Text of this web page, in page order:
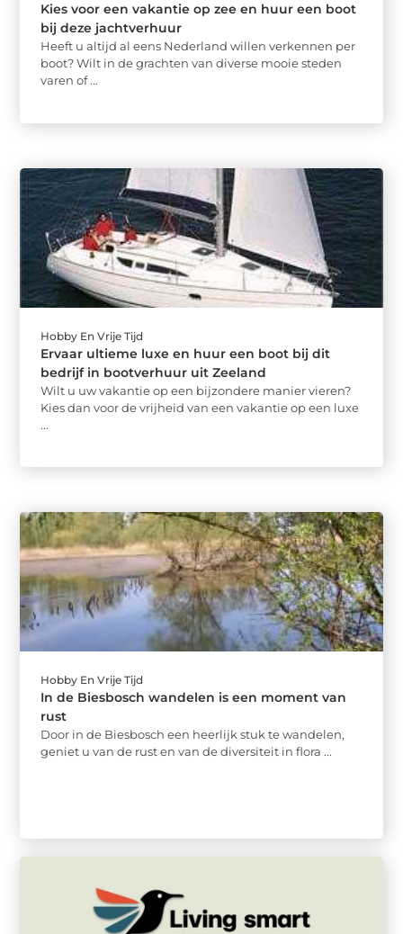
Kies voor een vakantie op zee en huur een boot
bij deze jachtverhuur
Heeft u altijd al eens Nederland willen verkennen per
boot? Wilt in de grachten van diverse mooie steden
varen of ...
Hobby En Vrije Tijd
Ervaar ultieme luxe en huur een boot bij dit
bedrijf in bootverhuur uit Zeeland
Wilt u uw vakantie op een bijzondere manier vieren?
Kies dan voor de vrijheid van een vakantie op een luxe
...
Hobby En Vrije Tijd
In de Biesbosch wandelen is een moment van
rust
Door in de Biesbosch een heerlijk stuk te wandelen,
geniet u van de rust en van de diversiteit in flora ...